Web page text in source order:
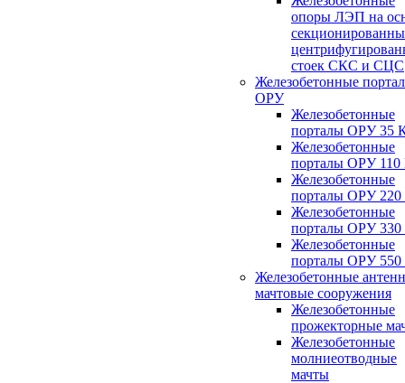
опоры ЛЭП на
стоек СКС и СЦС
Железобетонные
ОРУ
Железобетонные
порталы ОРУ 35
Железобетонные
порталы ОРУ
Железобетонные
порталы ОРУ
Железобетонные
порталы ОРУ
Железобетонные
порталы ОРУ
Железобетонные
мачтовые сооружения
Железобетонные
прожекторные
Железобетонные
молниеотводные
мачты